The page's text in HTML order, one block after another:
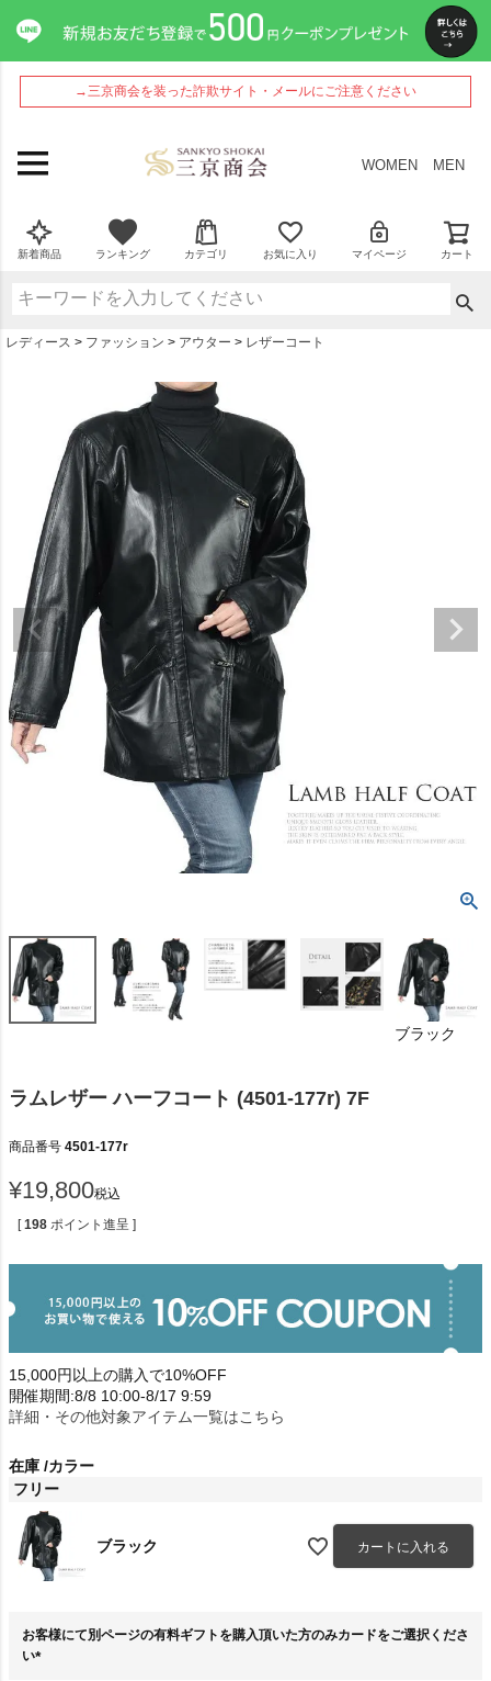
→三京商会を装った詐欺サイト・メールにご注意ください
WOMEN MEN
新着商品 ランキング カテゴリ お気に入り マイページ カート
レディース ファッション アウター レザーコート
ブラック
ラムレザー ハーフコート (4501-177r) 7F
商品番号 4501-177r
¥19,800税込
[ 198 ポイント進呈 ]
15,000円以上の購入で10%OFF
開催期間:8/8 10:00-8/17 9:59
詳細・その他対象アイテム一覧はこちら
在庫 カラー
フリー
ブラック カートに入れる
お客様にて別ページの有料ギフトを購入頂いた方のみカードをご選択くださ
い
ペー
ジト
ップ
へ